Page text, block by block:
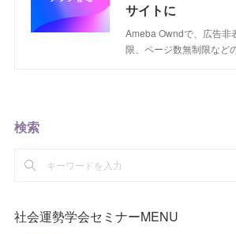
サイトに
Ameba Owndで、広告非
限、ページ数無制限など
検索
社会運勢学会セミナーMENU